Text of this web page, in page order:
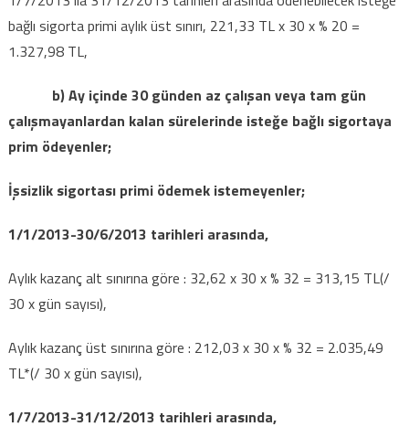
bağlı sigorta primi aylık üst sınırı, 221,33 TL x 30 x % 20 =
1.327,98 TL,
b) Ay içinde 30 günden az çalışan veya tam gün
çalışmayanlardan kalan sürelerinde isteğe bağlı sigortaya
prim ödeyenler;
İşsizlik sigortası primi ödemek istemeyenler;
1/1/2013-30/6/2013 tarihleri arasında,
Aylık kazanç alt sınırına göre : 32,62 x 30 x % 32 = 313,15 TL(/
30 x gün sayısı),
Aylık kazanç üst sınırına göre : 212,03 x 30 x % 32 = 2.035,49
TL*(/ 30 x gün sayısı),
1/7/2013-31/12/2013 tarihleri arasında,